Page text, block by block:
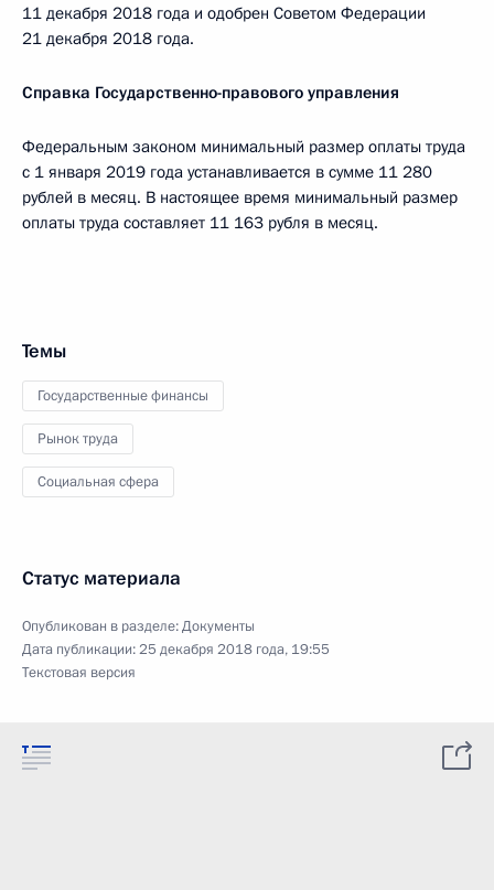
11 декабря 2018 года и одобрен Советом Федерации
21 декабря 2018 года.
Справка Государственно-правового управления
Федеральным законом минимальный размер оплаты труда
с 1 января 2019 года устанавливается в сумме 11 280
рублей в месяц. В настоящее время минимальный размер
оплаты труда составляет 11 163 рубля в месяц.
Темы
Государственные финансы
Рынок труда
Социальная сфера
Статус материала
Опубликован в разделе:Документы
Дата публикации:25 декабря 2018 года, 19:55
Текстовая версия